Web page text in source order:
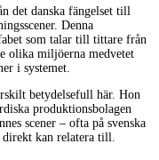
det danska fängelset till
Denna
som talar till tittare från
olika miljöerna medvetet
i systemet.
betydelsefull här. Hon
produktionsbolagen
scener – ofta på svenska
kan relatera till.